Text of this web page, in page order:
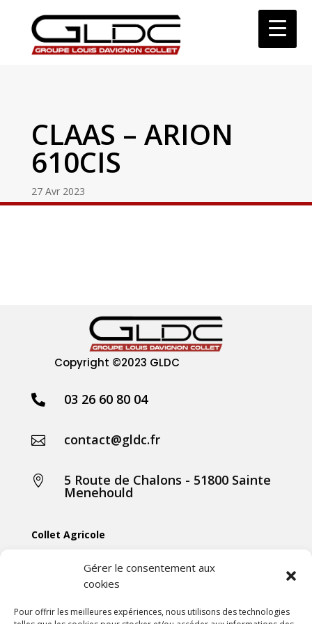
Gérer le consentement aux
cookies
Pour offrir les meilleures expériences, nous utilisons des technologies
CLAAS – ARION
610CIS
27 Avr 2023
Copyright ©2023 GLDC
 03 26 60 80 04
 contact@gldc.fr
 5 Route de Chalons - 51800 Sainte
Menehould
Collet Agricole
Collet Motoculture
Collet Élevage